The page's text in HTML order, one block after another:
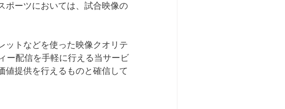
ポーツにおいては、試合映像の
ットなどを使った映像クオリテ
ー配信を手軽に行える当サービ
値提供を行えるものと確信して